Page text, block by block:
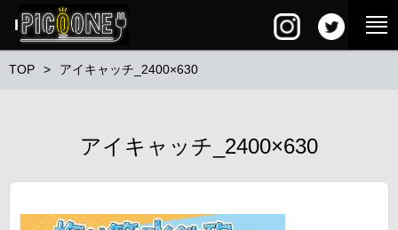
PG SQUARE
TOP アイキャッチ_2400×630
アイキャッチ_2400×630